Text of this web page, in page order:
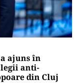
ajuns în
anti-
din Cluj